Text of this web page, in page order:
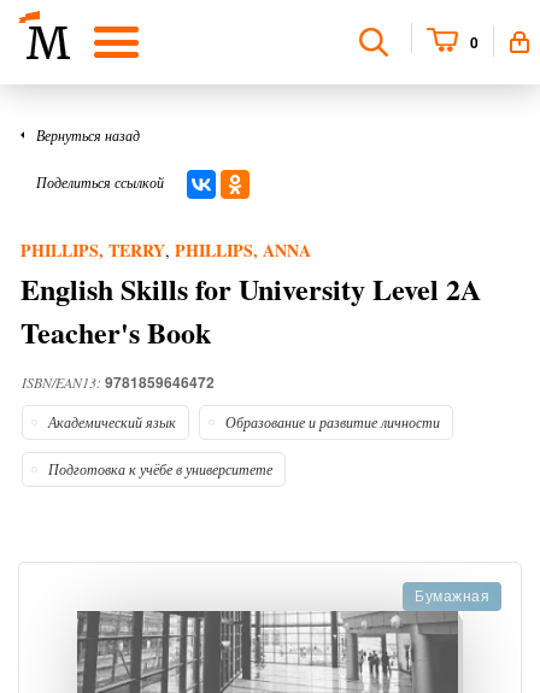
0
Вернуться назад
Поделиться ссылкой
PHILLIPS, TERRY, PHILLIPS, ANNA
English Skills for University Level 2A
Teacher's Book
ISBN/EAN13: 9781859646472
Академический язык Образование и развитие личности
Подготовка к учёбе в университете
Бумажная